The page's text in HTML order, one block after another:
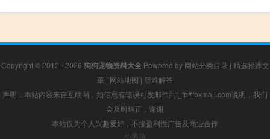
Copyright © 2012 - 2026 狗狗宠物资料大全Powered by 网站分类目录 | 精选推荐文
章 | 网站地图 | 疑难解答
声明：本站内容来自互联网，如信息有错误可发邮件到f_fb#foxmail.com说明，我们
会及时纠正，谢谢
本站仅为个人兴趣爱好，不接盈利性广告及商业合作
小男孩